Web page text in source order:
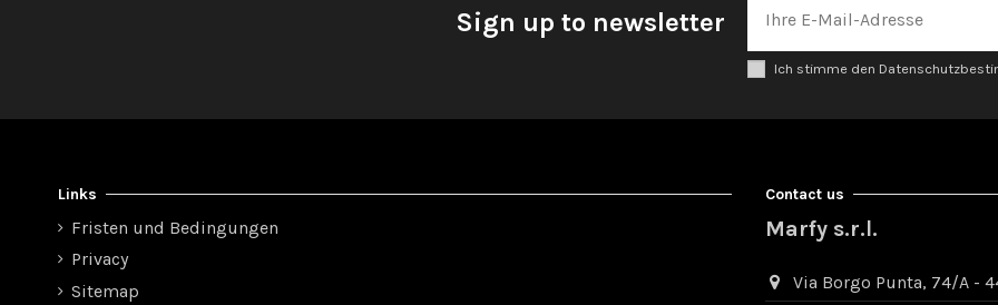
Sign up to newsletter
Ich stimme den
Links
Fristen und Bedingungen
Privacy
Sitemap
Contact us
Marfy s.r.l.
Via Borgo Punta, 74/A -